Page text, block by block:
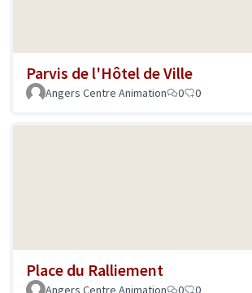
Parvis de l'Hôtel de Ville
Angers Centre Animation 0 0
Place du Ralliement
Angers Centre Animation 0 0